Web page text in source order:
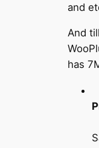
and
And
has